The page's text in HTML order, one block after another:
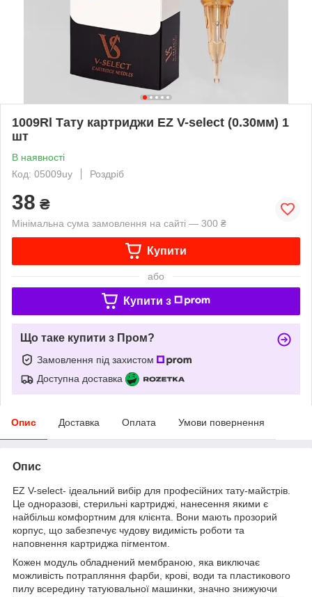
1009Rl Тату картриджи EZ V-select (0.30мм) 1
шт
В наявності
Код: 05009uy
Роздріб
38 ₴
Мінімальна сума замовлення на сайті — 300 ₴
Купити
або
Купити з
Що таке купити з Пром?
Замовлення під захистом
Доступна доставка
Опис Доставка Оплата Умови повернення
Опис
EZ V-select- ідеальний вибір для професійних тату-майстрів.
Це одноразові, стерильні картриджі, нанесення якими є
найбільш комфортним для клієнта. Вони мають прозорий
корпус, що забезпечує чудову видимість роботи та
наповнення картриджа пігментом.
Кожен модуль обладнений мембраною, яка виключає
можливість потрапляння фарби, крові, води та пластикового
пилу всередину татуювальної машинки, значно знижуючи